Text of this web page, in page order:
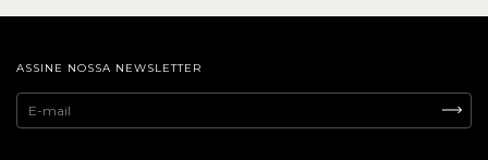
ASSINE NOSSA NEWSLETTER